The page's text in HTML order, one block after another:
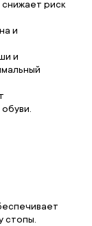
снижает риск
и
и
стопы.